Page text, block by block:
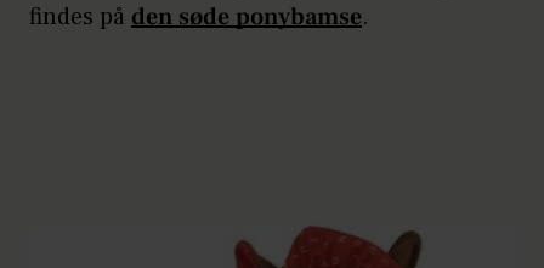
findes på den søde ponybamse.